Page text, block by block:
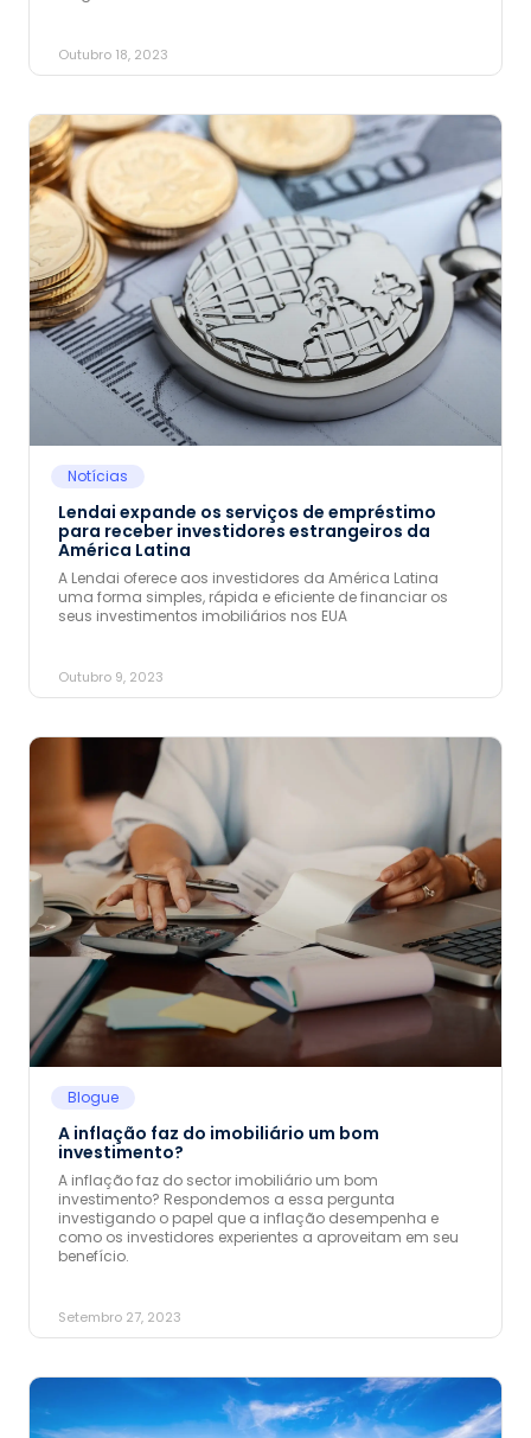
Outubro 18, 2023
Notícias
Lendai expande os serviços de empréstimo
para receber investidores estrangeiros da
América Latina
A Lendai oferece aos investidores da América Latina
uma forma simples, rápida e eficiente de financiar os
seus investimentos imobiliários nos EUA
Outubro 9, 2023
Blogue
A inflação faz do imobiliário um bom
investimento?
A inflação faz do sector imobiliário um bom
investimento? Respondemos a essa pergunta
investigando o papel que a inflação desempenha e
como os investidores experientes a aproveitam em seu
benefício.
Setembro 27, 2023